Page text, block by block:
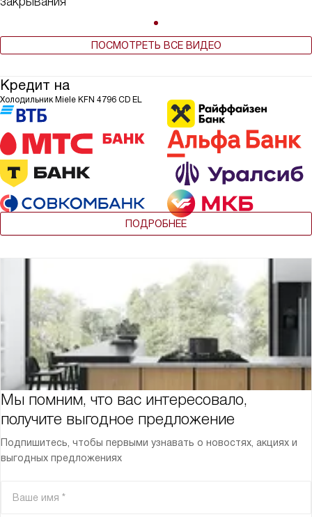
ПОСМОТРЕТЬ ВСЕ ВИДЕО
Кредит на
Холодильник Miele KFN 4796 CD EL
ПОДРОБНЕЕ
Мы помним, что вас интересовало,
получите выгодное предложение
Подпишитесь, чтобы первыми узнавать о новостях, акциях и
выгодных предложениях